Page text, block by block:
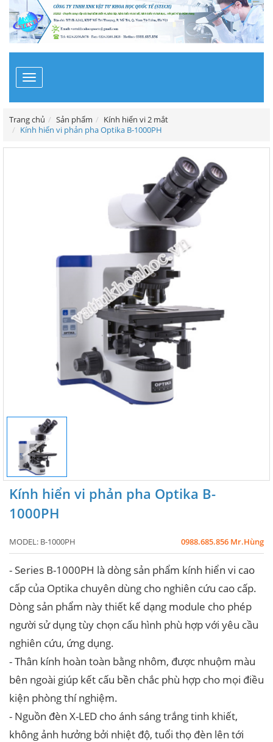
Toggle
navigation
Trang chủ Sản phẩm
Kính hiển vi 2 mắt
Kính hiển vi phản pha Optika B-1000PH
Kính hiển vi phản pha Optika B-
1000PH
MODEL: B-1000PH 0988.685.856 Mr.Hùng
- Series B-1000PH là dòng sản phẩm kính hiển vi cao
cấp của Optika chuyên dùng cho nghiên cứu cao cấp.
Dòng sản phẩm này thiết kế dạng module cho phép
người sử dụng tùy chọn cấu hình phù hợp với yêu cầu
nghiên cứu, ứng dụng.
- Thân kính hoàn toàn bằng nhôm, được nhuộm màu
bên ngoài giúp kết cấu bền chắc phù hợp cho mọi điều
kiện phòng thí nghiệm.
- Nguồn đèn X-LED cho ánh sáng trắng tinh khiết,
không ảnh hưởng bởi nhiệt độ, tuổi thọ đèn lên tới